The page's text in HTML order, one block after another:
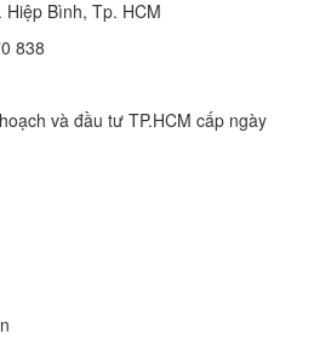
Bình, Tp. HCM
838
và đầu tư TP.HCM cấp ngày